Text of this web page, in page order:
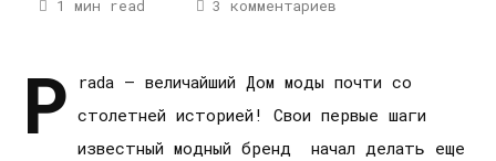
1 мин read 3 комментариев
P rada – величайший Дом моды почти со
столетней историей! Свои первые шаги
известный модный бренд начал делать еще